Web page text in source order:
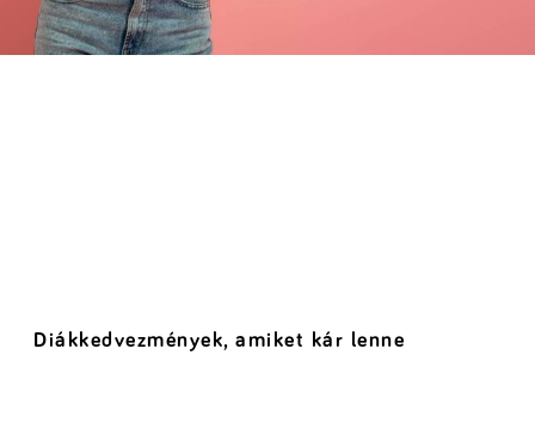
Diákkedvezmények, amiket kár lenne